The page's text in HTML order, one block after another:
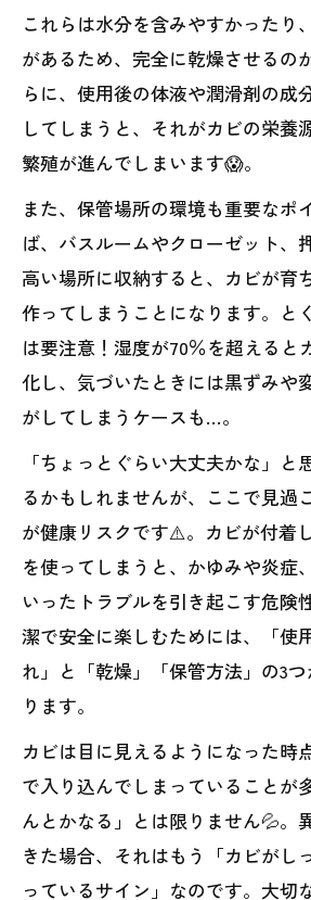
これらは水分を含みやすかったり
があるため、完全に乾燥させるの
らに、使用後の体液や潤滑剤の成
してしまうと、それがカビの栄養
繁殖が進んでしまいます😱。
また、保管場所の環境も重要なポ
ば、バスルームやクローゼット、
高い場所に収納すると、カビが育
作ってしまうことになります。と
は要注意！湿度が70％を超えると
化し、気づいたときには黒ずみや
がしてしまうケースも…。
「ちょっとぐらい大丈夫かな」と
るかもしれませんが、ここで見過
が健康リスクです⚠️。カビが付着
を使ってしまうと、かゆみや炎症
いったトラブルを引き起こす危険
潔で安全に楽しむためには、「使
れ」と「乾燥」「保管方法」の3
ります。
カビは目に見えるようになった時
で入り込んでしまっていることが
んとかなる」とは限りません💦。
きた場合、それはもう「カビがし
っているサイン」なのです。大切